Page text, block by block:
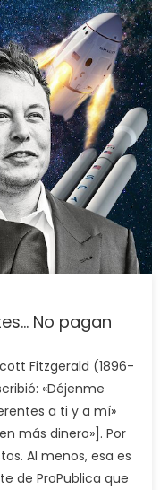
No pagan
Fitzgerald (1896-
«Déjenme
a ti y a mí»
más dinero»]. Por
Al menos, esa es
de ProPublica que